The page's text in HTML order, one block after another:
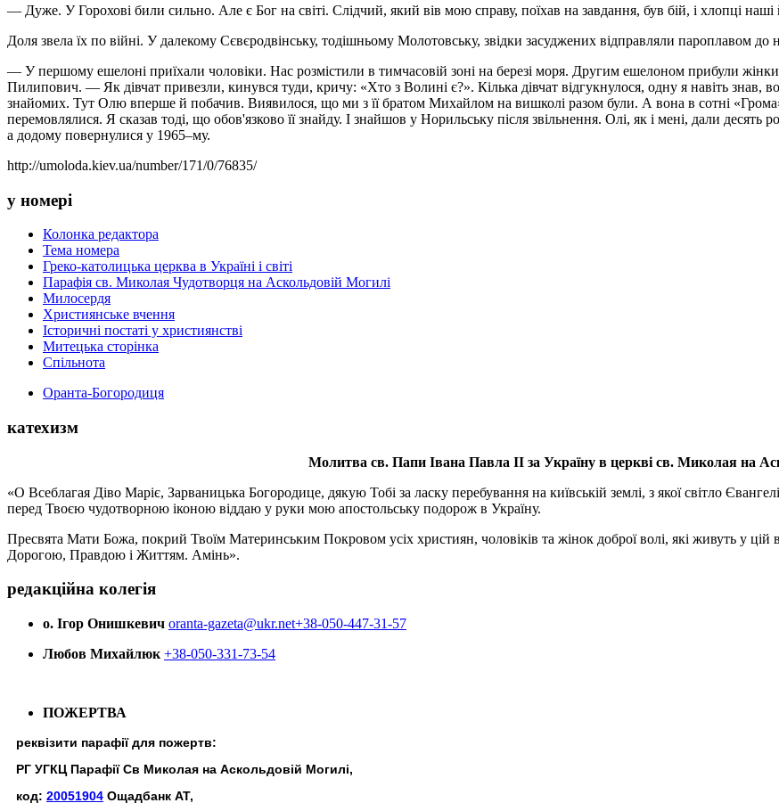
— Дуже. У Горохові били сильно. Але є Бог на світі. Слідчий, який вів мою справу, поїхав на завдання, був бій, і хлопці
Доля звела їх по війні. У далекому Сєвєродвінську, тодішньому Молотовську, звідки засуджених відправляли пароплавом до
— У першому ешелоні приїхали чоловіки. Нас розмістили в тимчасовій зоні на березі моря. Другим ешелоном прибули
Пилипович. — Як дівчат привезли, кинувся туди, кричу: «Хто з Волині є?». Кілька дівчат відгукнулося, одну я навіть знав,
знайомих. Тут Олю вперше й побачив. Виявилося, що ми з її братом Михайлом на вишколі разом були. А вона в сотні
перемовлялися. Я сказав тоді, що обов'язково її знайду. І знайшов у Норильську після звільнення. Олі, як і мені, дали
а додому повернулися у 1965–му.
http://umoloda.kiev.ua/number/171/0/76835/
у номері
Колонка редактора
Тема номера
Греко-католицька церква в Україні і світі
Парафія св. Миколая Чудотворця на Аскольдовій Могилі
Милосердя
Християнське вчення
Історичні постаті у християнстві
Митецька сторінка
Спільнота
Оранта-Богородиця
катехизм
Молитва св. Папи Івана Павла ІІ за Україну в церкві св. Миколая на
«О Всеблагая Діво Маріє, Зарваницька Богородице, дякую Тобі за ласку перебування на київській землі, з якої світло
перед Твоєю чудотворною іконою віддаю у руки мою апостольську подорож в Україну.
Пресвята Мати Божа, покрий Твоїм Материнським Покровом усіх християн, чоловіків та жінок доброї волі, які живуть у цій
Дорогою, Правдою і Життям. Амінь».
редакційна колегія
о. Ігор Онишкевич oranta-gazeta@ukr.net+38-050-447-31-57
Любов Михайлюк +38-050-331-73-54
ПОЖЕРТВА
реквізити парафії для пожертв:
РГ УГКЦ Парафії Св Миколая на Аскольдовій Могилі,
код: 20051904 Ощадбанк АТ,